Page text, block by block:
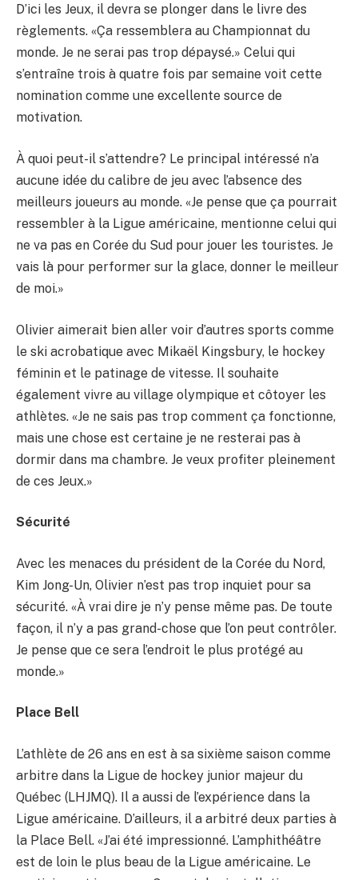
D’ici les Jeux, il devra se plonger dans le livre des
règlements. «Ça ressemblera au Championnat du
monde. Je ne serai pas trop dépaysé.» Celui qui
s’entraîne trois à quatre fois par semaine voit cette
nomination comme une excellente source de
motivation.
À quoi peut-il s’attendre? Le principal intéressé n’a
aucune idée du calibre de jeu avec l’absence des
meilleurs joueurs au monde. «Je pense que ça pourrait
ressembler à la Ligue américaine, mentionne celui qui
ne va pas en Corée du Sud pour jouer les touristes. Je
vais là pour performer sur la glace, donner le meilleur
de moi.»
Olivier aimerait bien aller voir d’autres sports comme
le ski acrobatique avec Mikaël Kingsbury, le hockey
féminin et le patinage de vitesse. Il souhaite
également vivre au village olympique et côtoyer les
athlètes. «Je ne sais pas trop comment ça fonctionne,
mais une chose est certaine je ne resterai pas à
dormir dans ma chambre. Je veux profiter pleinement
de ces Jeux.»
Sécurité
Avec les menaces du président de la Corée du Nord,
Kim Jong-Un, Olivier n’est pas trop inquiet pour sa
sécurité. «À vrai dire je n’y pense même pas. De toute
façon, il n’y a pas grand-chose que l’on peut contrôler.
Je pense que ce sera l’endroit le plus protégé au
monde.»
Place Bell
L’athlète de 26 ans en est à sa sixième saison comme
arbitre dans la Ligue de hockey junior majeur du
Québec (LHJMQ). Il a aussi de l’expérience dans la
Ligue américaine. D’ailleurs, il a arbitré deux parties à
la Place Bell. «J’ai été impressionné. L’amphithéâtre
est de loin le plus beau de la Ligue américaine. Le